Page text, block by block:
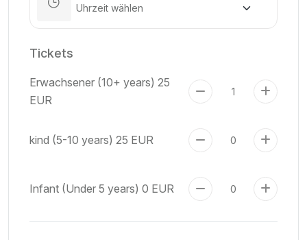
Tickets
Erwachsener (10+ years) 25
EUR
kind (5-10 years) 25 EUR
Infant (Under 5 years) 0 EUR